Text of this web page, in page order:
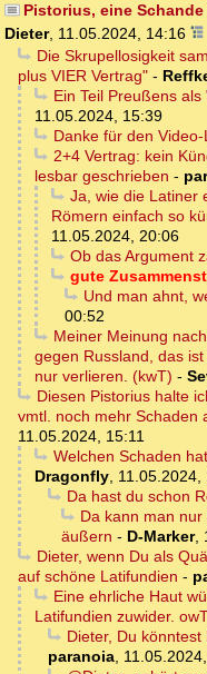
Pistorius, eine
Dieter, 11.05.2024, 14:16
Die Skrupellosigkeit
plus VIER Vertrag" -
Ein Teil Preußens
11.05.2024, 15:39
Danke für den Video-
2+4 Vertrag: kein
lesbar geschrieben -
Ja, wie die Latiner
Römern einfach so
11.05.2024, 20:06
Ob das Argument
gute
Und man ahnt,
00:52
Meiner Meinung
gegen Russland, das
nur verlieren. (kwT) -
Diesen Pistorius halte
vmtl. noch mehr Schaden
11.05.2024, 15:11
Welchen Schaden
Dragonfly, 11.05.2024,
Da hast du schon
Da kann man
äußern - D-Marker,
Dieter, wenn Du als
auf schöne Latifundien -
Eine ehrliche Haut
Latifundien zuwider.
Dieter, Du
paranoia,